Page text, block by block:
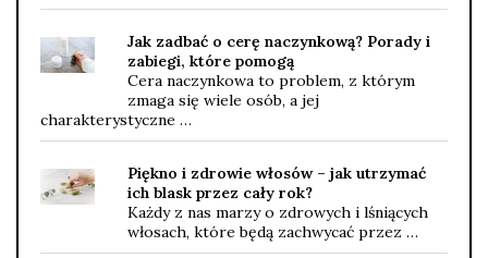
Jak zadbać o cerę naczynkową? Porady i
zabiegi, które pomogą
Cera naczynkowa to problem, z którym
zmaga się wiele osób, a jej
charakterystyczne …
Piękno i zdrowie włosów – jak utrzymać
ich blask przez cały rok?
Każdy z nas marzy o zdrowych i lśniących
włosach, które będą zachwycać przez …